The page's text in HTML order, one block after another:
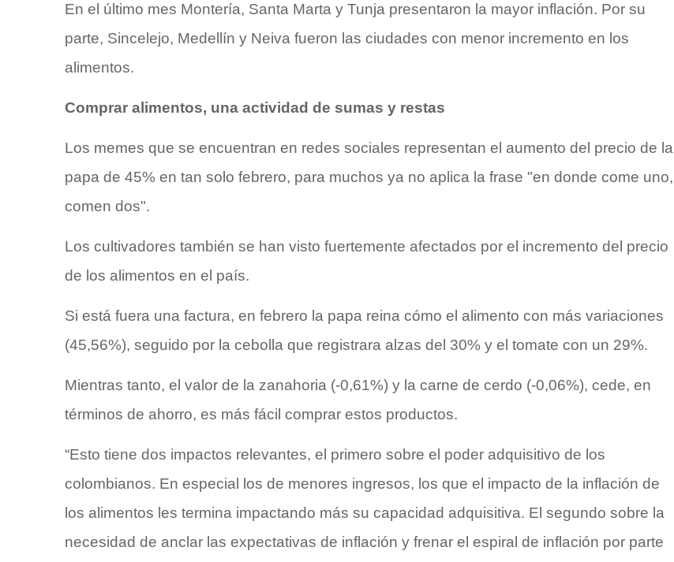
En el último mes Montería, Santa Marta y Tunja presentaron la mayor inflación. Por su
parte, Sincelejo, Medellín y Neiva fueron las ciudades con menor incremento en los
alimentos.
Comprar alimentos, una actividad de sumas y restas
Los memes que se encuentran en redes sociales representan el aumento del precio de la
papa de 45% en tan solo febrero, para muchos ya no aplica la frase "en donde come uno,
comen dos".
Los cultivadores también se han visto fuertemente afectados por el incremento del precio
de los alimentos en el país.
Si está fuera una factura, en febrero la papa reina cómo el alimento con más variaciones
(45,56%), seguido por la cebolla que registrara alzas del 30% y el tomate con un 29%.
Mientras tanto, el valor de la zanahoria (-0,61%) y la carne de cerdo (-0,06%), cede, en
términos de ahorro, es más fácil comprar estos productos.
“Esto tiene dos impactos relevantes, el primero sobre el poder adquisitivo de los
colombianos. En especial los de menores ingresos, los que el impacto de la inflación de
los alimentos les termina impactando más su capacidad adquisitiva. El segundo sobre la
necesidad de anclar las expectativas de inflación y frenar el espiral de inflación por parte